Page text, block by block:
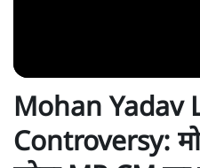
Mohan Yadav
Controversy: